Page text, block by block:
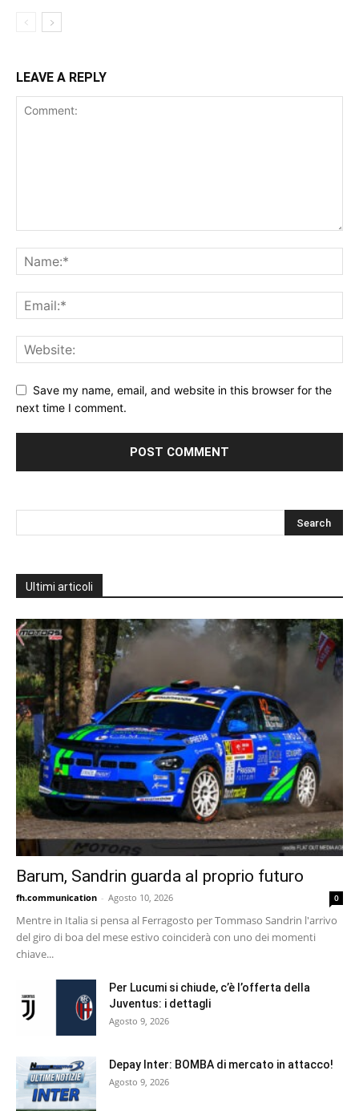
LEAVE A REPLY
Save my name, email, and website in this browser for the
next time I comment.
Ultimi articoli
Barum, Sandrin guarda al proprio futuro
fh.communication - Agosto 10, 2026 0
Mentre in Italia si pensa al Ferragosto per Tommaso Sandrin l'arrivo
del giro di boa del mese estivo coinciderà con uno dei momenti
chiave...
Per Lucumi si chiude, c’è l’offerta della
Juventus: i dettagli
Agosto 9, 2026
Depay Inter: BOMBA di mercato in attacco!
Agosto 9, 2026